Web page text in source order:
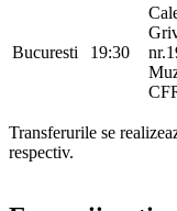
Bucuresti 19:30
Transferurile se
respectiv.